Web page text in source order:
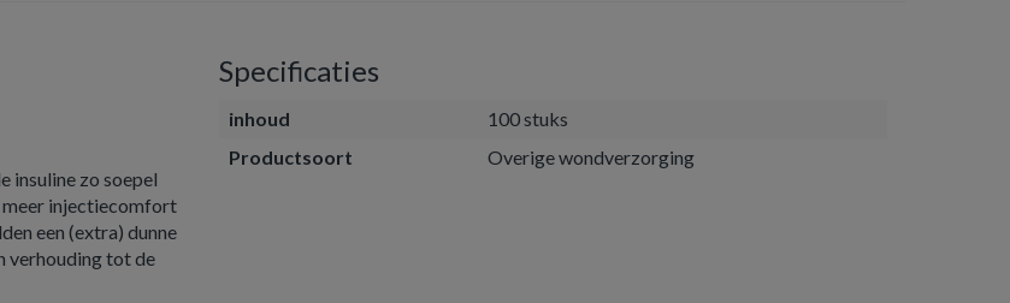
insuline zo soepel
injectiecomfort
een (extra) dunne
verhouding tot de
Specificaties
inhoud
100 stuks
Productsoort
Overige wondverzorging